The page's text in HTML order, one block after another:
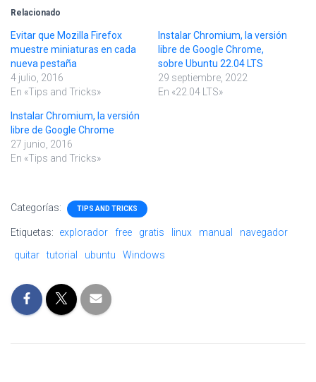
Relacionado
Evitar que Mozilla Firefox
muestre miniaturas en cada
nueva pestaña
4 julio, 2016
En «Tips and Tricks»
Instalar Chromium, la versión
libre de Google Chrome,
sobre Ubuntu 22.04 LTS
29 septiembre, 2022
En «22.04 LTS»
Instalar Chromium, la versión
libre de Google Chrome
27 junio, 2016
En «Tips and Tricks»
Categorías: TIPS AND TRICKS
Etiquetas: explorador free gratis linux manual
navegador
quitar
tutorial ubuntu Windows